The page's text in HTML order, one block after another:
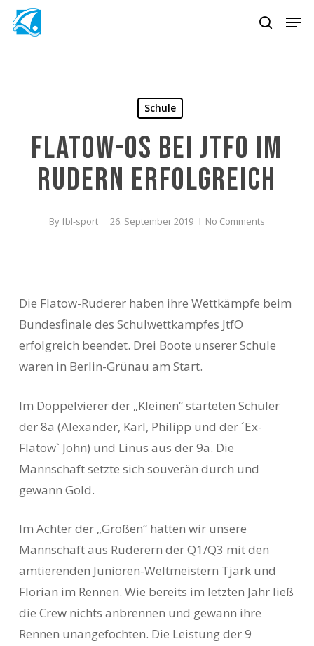
Skip
search
Schule
Flatow-OS bei JtfO im
Rudern erfolgreich
Byfbl-sport 26. September 2019 No Comments
Die Flatow-Ruderer haben ihre Wettkämpfe beim
Bundesfinale des Schulwettkampfes JtfO
erfolgreich beendet. Drei Boote unserer Schule
waren in Berlin-Grünau am Start.
Im Doppelvierer der „Kleinen“ starteten Schüler
der 8a (Alexander, Karl, Philipp und der ´Ex-
Flatow` John) und Linus aus der 9a. Die
Mannschaft setzte sich souverän durch und
gewann Gold.
Im Achter der „Großen“ hatten wir unsere
Mannschaft aus Ruderern der Q1/Q3 mit den
amtierenden Junioren-Weltmeistern Tjark und
Florian im Rennen. Wie bereits im letzten Jahr ließ
die Crew nichts anbrennen und gewann ihre
Rennen unangefochten. Die Leistung der 9